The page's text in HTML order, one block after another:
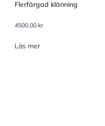
Flerfärgad klänning
4500,00 kr
Läs mer